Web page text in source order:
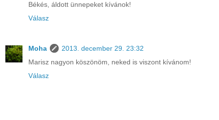
Békés, áldott ünnepeket kívánok!
Válasz
Moha
2013. december 29. 23:32
Marisz nagyon köszönöm, neked is viszont kívánom!
Válasz